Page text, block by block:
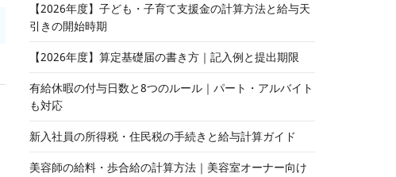
【2026年度】子ども・子育て支援金の計算方法と給与天
引きの開始時期
【2026年度】算定基礎届の書き方｜記入例と提出期限
有給休暇の付与日数と8つのルール｜パート・アルバイト
も対応
新入社員の所得税・住民税の手続きと給与計算ガイド
美容師の給料・歩合給の計算方法｜美容室オーナー向け